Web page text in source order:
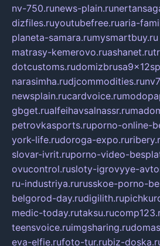
nv-750.runews-plain.ru
dizfiles.ruyoutubefree.ruaria-
planeta-samara.rumysmartbuy.ru
matrasy-kemerovo.ruashanet.ru
dotcustoms.ru
narasimha.rudjcommodities.ru
newsplain.rucardvoice.ru
gbget.rualfeihavsalnassr.ru
petrovkasports.ruporno-online-
york-life.rudoroga-expo.ru
slovar-ivrit.ruporno-video-
ovucontrol.rusloty-igrovyye-
ru-industriya.rurusskoe-porno-
belgorod-day.rudigilith.ru
medic-today.rutaksu.ru
teensvoice.ruimgsharing.ru
eva-elfie.rufoto-tur.rubiz-